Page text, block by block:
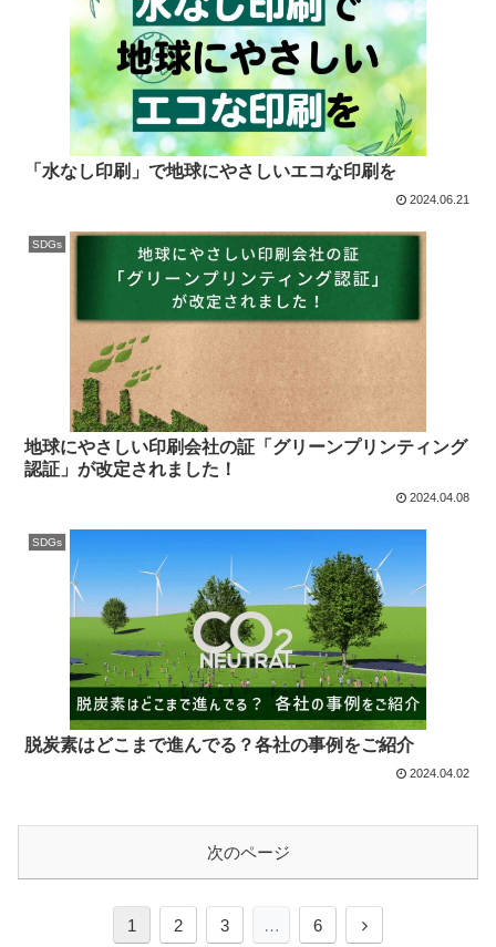
「水なし印刷」で地球にやさしいエコな印刷を
2024.06.21
SDGs
地球にやさしい印刷会社の証「グリーンプリンティング
認証」が改定されました！
2024.04.08
SDGs
脱炭素はどこまで進んでる？各社の事例をご紹介
2024.04.02
次のページ
1 2 3 … 6 次